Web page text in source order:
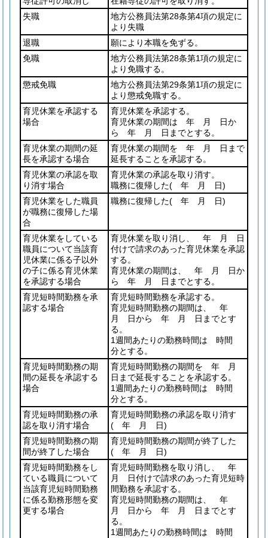
失職
地方公務員法第28条第4項の規定に
より失職
退職
願により本職を免ずる。
免職
地方公務員法第28条第1項の規定に
より免職する。
懲戒免職
地方公務員法第29条第1項の規定に
より懲戒免職する。
育児休業を承認する
場合
育児休業を承認する。
育児休業の期間は 年 月 日か
ら 年 月 日までとする。
育児休業の期間の延
長を承認する場合
育児休業の期間を 年 月 日まで
延長することを承認する。
育児休業の承認を取
り消す場合
育児休業の承認を取り消す。
職務に復帰した( 年 月 日)
育児休業をした職員
が職務に復帰した場
合
職務に復帰した( 年 月 日)
育児休業をしている
職員について当該育
児休業に係る子以外
の子に係る育児休業
を承認する場合
育児休業を取り消し、 年 月 日
付けで請求のあった育児休業を承認
する。
育児休業の期間は、 年 月 日か
ら 年 月 日までとする。
育児短時間勤務を承
認する場合
育児短時間勤務を承認する。
育児短時間勤務の期間は、 年
月 日から 年 月 日までとす
る。
1週間あたりの勤務時間は 時間
分とする。
育児短時間勤務の期
間の延長を承認する
場合
育児短時間勤務の期間を 年 月
日まで延長することを承認する。
1週間あたりの勤務時間は 時間
分とする。
育児短時間勤務の承
認を取り消す場合
育児短時間勤務の承認を取り消す
( 年 月 日)
育児短時間勤務の期
間が終了した場合
育児短時間勤務の期間が終了した
( 年 月 日)
育児短時間勤務をし
ている職員について
当該育児短時間勤務
に係る勤務形態を変
更する場合
育児短時間勤務を取り消し、 年
月 日付けで請求のあった育児短時
間勤務を承認する。
育児短時間勤務の期間は、 年
月 日から 年 月 日までとす
る。
1週間あたりの勤務時間は 時間